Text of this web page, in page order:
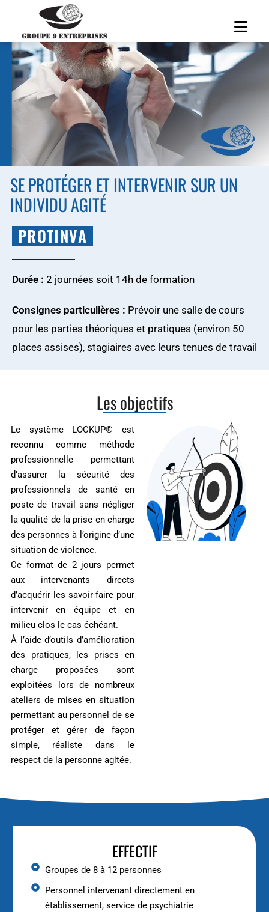
SE PROTÉGER ET INTERVENIR SUR UN
INDIVIDU AGITÉ
PROTINVA
Durée : 2 journées soit 14h de formation
Consignes particulières : Prévoir une salle de cours
pour les parties théoriques et pratiques (environ 50
places assises), stagiaires avec leurs tenues de travail
Les objectifs
Le système LOCKUP® est
reconnu comme méthode
professionnelle permettant
d’assurer la sécurité des
professionnels de santé en
poste de travail sans négliger
la qualité de la prise en charge
des personnes à l’origine d’une
situation de violence.
Ce format de 2 jours permet
aux intervenants directs
d’acquérir les savoir-faire pour
intervenir en équipe et en
milieu clos le cas échéant.
À l’aide d’outils d’amélioration
des pratiques, les prises en
charge proposées sont
exploitées lors de nombreux
ateliers de mises en situation
permettant au personnel de se
protéger et gérer de façon
simple, réaliste dans le
respect de la personne agitée.
EFFECTIF
Groupes de 8 à 12 personnes
Personnel intervenant directement en
établissement, service de psychiatrie